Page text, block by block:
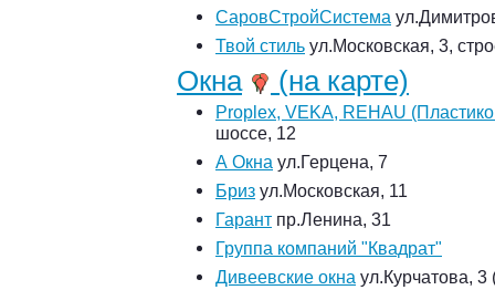
СаровСтройСистема
Твой стиль ул.Московская, 3,
Окна (на карте)
Proplex, VEKA, REHAU
шоссе, 12
А Окна ул.Герцена, 7
Бриз ул.Московская, 11
Гарант пр.Ленина, 31
Группа компаний "Квадрат"
Дивеевские окна ул.Курчатова,